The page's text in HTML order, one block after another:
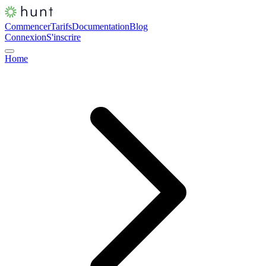
CommencerTarifsDocumentationBlog
ConnexionS'inscrire
Home